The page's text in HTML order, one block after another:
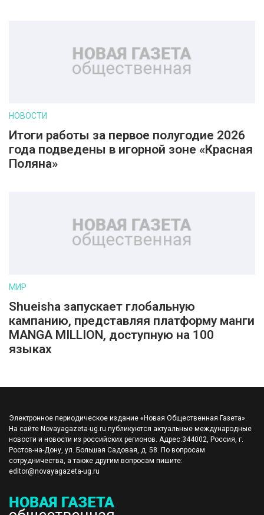
НОВОСТИ
Итоги работы за первое полугодие 2026
года подведены в игорной зоне «Красная
Поляна»
МИР
Shueisha запускает глобальную
кампанию, представляя платформу манги
MANGA MILLION, доступную на 100
языках
Электронное периодическое издание «Новая Общественная Газета».
На сайте Novayagazeta-ug.ru публикуются актуальные международные
новости и новости из российских регионов. Адрес:344002, Россия, г.
Ростов-на-Дону, ул. Большая Садовая, д. 58. По вопросам
сотрудничества, а также другим вопросам пишите:
editor@novayagazeta-ug.ru